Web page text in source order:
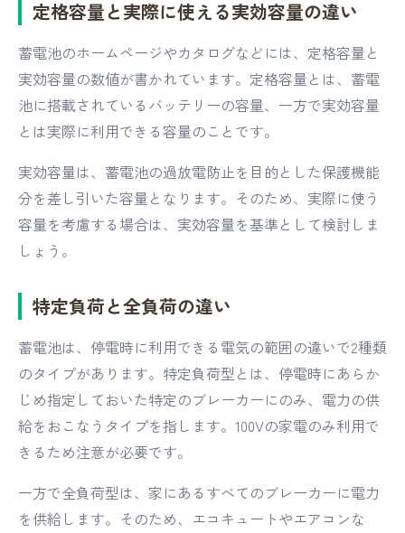
定格容量と実際に使える実効容量の違い
蓄電池のホームページやカタログなどには、定格容量と
実効容量の数値が書かれています。定格容量とは、蓄電
池に搭載されているバッテリーの容量、一方で実効容量
とは実際に利用できる容量のことです。
実効容量は、蓄電池の過放電防止を目的とした保護機能
分を差し引いた容量となります。そのため、実際に使う
容量を考慮する場合は、実効容量を基準として検討しま
しょう。
特定負荷と全負荷の違い
蓄電池は、停電時に利用できる電気の範囲の違いで2種類
のタイプがあります。特定負荷型とは、停電時にあらか
じめ指定しておいた特定のブレーカーにのみ、電力の供
給をおこなうタイプを指します。100Vの家電のみ利用で
きるため注意が必要です。
一方で全負荷型は、家にあるすべてのブレーカーに電力
を供給します。そのため、エコキュートやエアコンな